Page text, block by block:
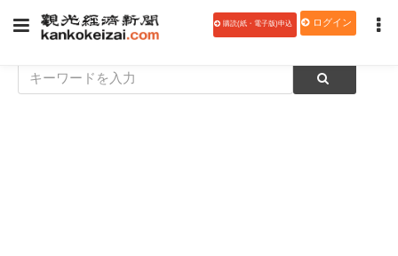
購読(紙・電子版)申込 ログイン